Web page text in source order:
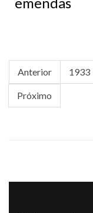
Anterior 1933
Próximo